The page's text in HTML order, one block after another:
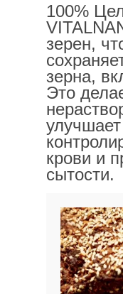
100%
зерен,
зерна,
Это
крови и
сытости.